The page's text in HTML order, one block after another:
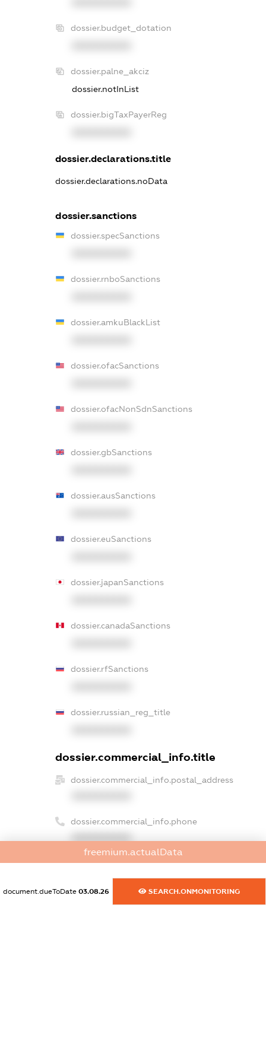
dossier.budget_dotation
dossier.palne_akciz
dossier.notInList
dossier.bigTaxPayerReg
dossier.declarations.title
dossier.declarations.noData
dossier.sanctions
dossier.specSanctions
dossier.rnboSanctions
dossier.amkuBlackList
dossier.ofacSanctions
dossier.ofacNonSdnSanctions
dossier.gbSanctions
dossier.ausSanctions
dossier.euSanctions
dossier.japanSanctions
dossier.canadaSanctions
dossier.rfSanctions
dossier.russian_reg_title
dossier.commercial_info.title
dossier.commercial_info.postal_address
dossier.commercial_info.phone
dossier.commercial_info.fax
XXXXXXXXXX
dossier.commercial_info.email
freemium.actualData
document.dueToDate 03.08.26 SEARCH.ONMONITORING